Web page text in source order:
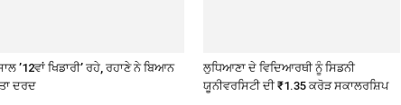
’12ਵਾਂ ਖਿਡਾਰੀ’ ਰਹੇ, ਰਹਾਣੇ ਨੇ ਬਿਆਨ
ਦਰਦ
ਲੁਧਿਆਣਾ ਦੇ ਵਿਦਿਆਰਥੀ ਨੂੰ ਸਿਡਨੀ
ਯੂਨੀਵਰਸਿਟੀ ਦੀ ₹1.35 ਕਰੋੜ ਸਕਾਲਰਸ਼ਿਪ